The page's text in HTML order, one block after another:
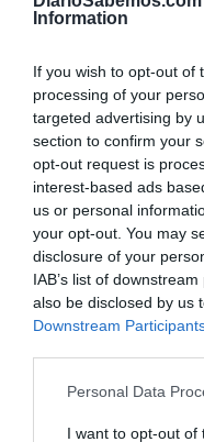
Information
If you wish to opt-out of
processing of your
targeted advertising by
section to confirm your
opt-out request is
interest-based ads
us or personal
your opt-out. You may
disclosure of your
IAB’s list of
also be disclosed by us
Downstream
Personal Data
I want to opt-out of
MARTHA GOLFÍN02/06/2026
dos años. Esta revelación,
de los servicios jurídicos de
rectificación...
para
JOSÉ ANTONIO
Las dos
para Pedro
estrategias
una teoría
empiezan a
Gobierno